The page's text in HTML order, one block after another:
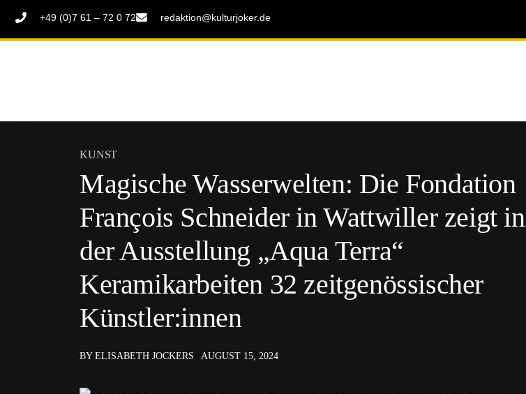
+49 (0)7 61 – 72 0 72 redaktion@kulturjoker.de
KUNST
Magische Wasserwelten: Die Fondation
François Schneider in Wattwiller zeigt in
der Ausstellung „Aqua Terra“
Keramikarbeiten 32 zeitgenössischer
Künstler:innen
BY ELISABETH JOCKERS AUGUST 15, 2024